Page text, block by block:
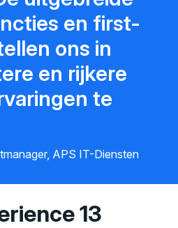
en first-
ons in
en rijkere
te
APS IT-Diensten
13